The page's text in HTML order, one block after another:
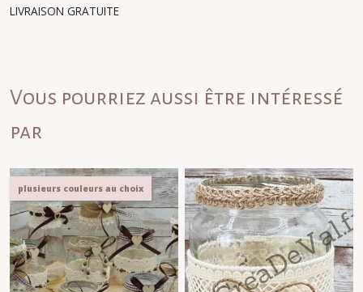
LIVRAISON GRATUITE
Vous pourriez aussi être intéressé
par
plusieurs couleurs au choix